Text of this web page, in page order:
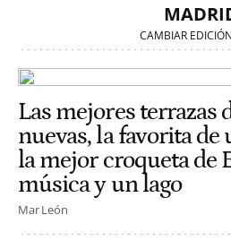
Las mejores terrazas
nuevas, la favorita de
la mejor croqueta de
música y un lago
Mar León